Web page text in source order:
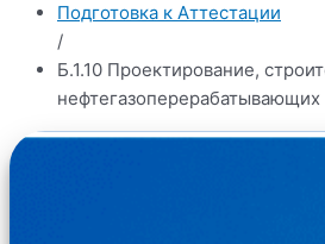
Подготовка к Аттестации
/
Б.1.10 Проектирование,